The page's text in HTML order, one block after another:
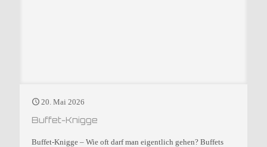
20. Mai 2026
Buffet-Knigge
Buffet-Knigge – Wie oft darf man eigentlich gehen? Buffets